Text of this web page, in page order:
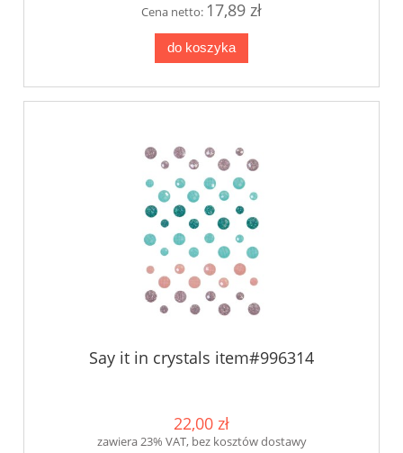
Cena netto: 17,89 zł
do koszyka
Say it in crystals item#996314
22,00 zł
zawiera 23% VAT, bez kosztów dostawy